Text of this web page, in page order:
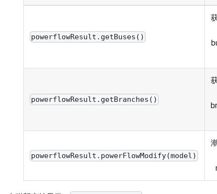
powerflowResult.getBuses()
powerflowResult.getBranches()
powerflowResult.powerFlowModify(model)